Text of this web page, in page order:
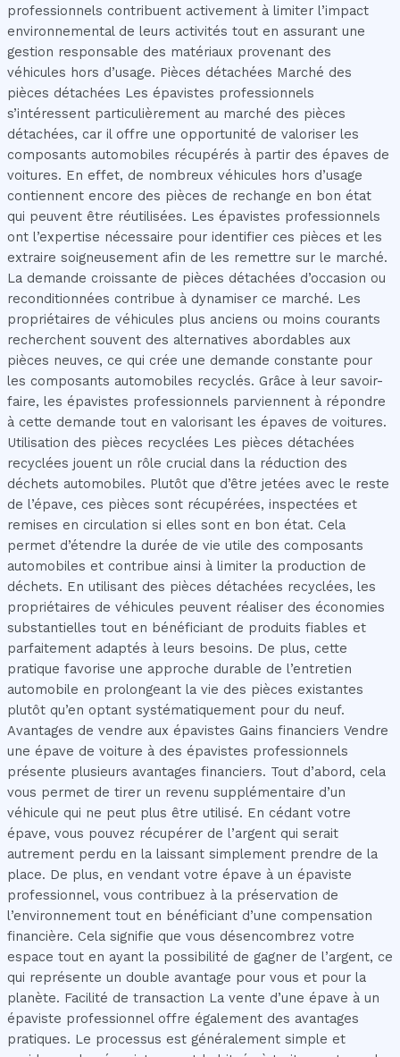
professionnels contribuent activement à limiter l’impact
environnemental de leurs activités tout en assurant une
gestion responsable des matériaux provenant des
véhicules hors d’usage. Pièces détachées Marché des
pièces détachées Les épavistes professionnels
s’intéressent particulièrement au marché des pièces
détachées, car il offre une opportunité de valoriser les
composants automobiles récupérés à partir des épaves de
voitures. En effet, de nombreux véhicules hors d’usage
contiennent encore des pièces de rechange en bon état
qui peuvent être réutilisées. Les épavistes professionnels
ont l’expertise nécessaire pour identifier ces pièces et les
extraire soigneusement afin de les remettre sur le marché.
La demande croissante de pièces détachées d’occasion ou
reconditionnées contribue à dynamiser ce marché. Les
propriétaires de véhicules plus anciens ou moins courants
recherchent souvent des alternatives abordables aux
pièces neuves, ce qui crée une demande constante pour
les composants automobiles recyclés. Grâce à leur savoir-
faire, les épavistes professionnels parviennent à répondre
à cette demande tout en valorisant les épaves de voitures.
Utilisation des pièces recyclées Les pièces détachées
recyclées jouent un rôle crucial dans la réduction des
déchets automobiles. Plutôt que d’être jetées avec le reste
de l’épave, ces pièces sont récupérées, inspectées et
remises en circulation si elles sont en bon état. Cela
permet d’étendre la durée de vie utile des composants
automobiles et contribue ainsi à limiter la production de
déchets. En utilisant des pièces détachées recyclées, les
propriétaires de véhicules peuvent réaliser des économies
substantielles tout en bénéficiant de produits fiables et
parfaitement adaptés à leurs besoins. De plus, cette
pratique favorise une approche durable de l’entretien
automobile en prolongeant la vie des pièces existantes
plutôt qu’en optant systématiquement pour du neuf.
Avantages de vendre aux épavistes Gains financiers Vendre
une épave de voiture à des épavistes professionnels
présente plusieurs avantages financiers. Tout d’abord, cela
vous permet de tirer un revenu supplémentaire d’un
véhicule qui ne peut plus être utilisé. En cédant votre
épave, vous pouvez récupérer de l’argent qui serait
autrement perdu en la laissant simplement prendre de la
place. De plus, en vendant votre épave à un épaviste
professionnel, vous contribuez à la préservation de
l’environnement tout en bénéficiant d’une compensation
financière. Cela signifie que vous désencombrez votre
espace tout en ayant la possibilité de gagner de l’argent, ce
qui représente un double avantage pour vous et pour la
planète. Facilité de transaction La vente d’une épave à un
épaviste professionnel offre également des avantages
pratiques. Le processus est généralement simple et